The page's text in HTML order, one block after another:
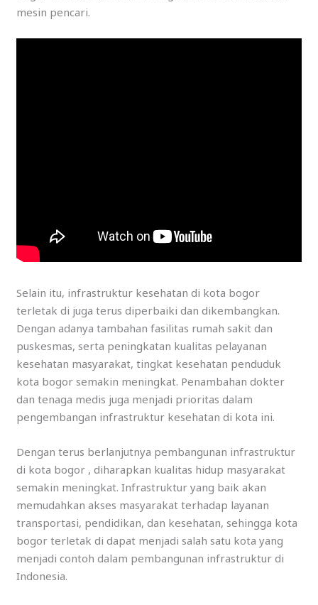
mesin pencari.
Selain itu, infrastruktur kesehatan di kota bogor
terletak di juga terus diperbaiki dan dikembangkan.
Dengan adanya tambahan fasilitas rumah sakit dan
puskesmas, serta peningkatan kualitas pelayanan
kesehatan masyarakat, tingkat kesehatan penduduk
kota bogor semakin meningkat. Penambahan dokter
dan tenaga medis juga menjadi prioritas dalam
pengembangan infrastruktur kesehatan di kota ini.
Dengan terus berlanjutnya pembangunan infrastruktur
di kota bogor , diharapkan kualitas hidup masyarakat
semakin meningkat. Infrastruktur yang baik akan
memudahkan akses masyarakat terhadap layanan
transportasi, pendidikan, dan kesehatan, sehingga kota
bogor terletak di dapat menjadi salah satu kota yang
menjadi contoh dalam pembangunan infrastruktur di
Indonesia.